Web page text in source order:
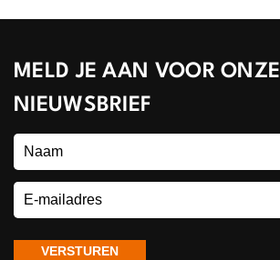
MELD JE AAN VOOR ONZE
NIEUWSBRIEF